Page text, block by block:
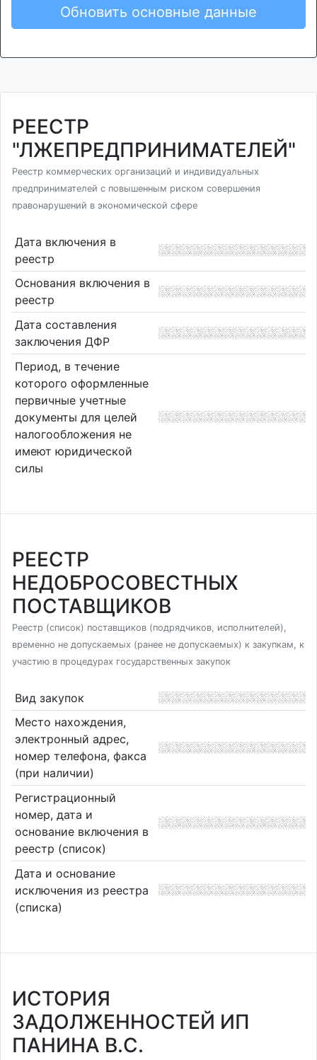
Обновить основные данные
РЕЕСТР
"ЛЖЕПРЕДПРИНИМАТЕЛЕЙ"
Реестр коммерческих организаций и индивидуальных
предпринимателей с повышенным риском совершения
правонарушений в экономической сфере
Дата включения в
реестр
Основания включения в
реестр
Дата составления
заключения ДФР
Период, в течение
которого оформленные
первичные учетные
документы для целей
налогообложения не
имеют юридической
силы
РЕЕСТР
НЕДОБРОСОВЕСТНЫХ
ПОСТАВЩИКОВ
Реестр (список) поставщиков (подрядчиков, исполнителей),
временно не допускаемых (ранее не допускаемых) к закупкам, к
участию в процедурах государственных закупок
Вид закупок
Место нахождения,
электронный адрес,
номер телефона, факса
(при наличии)
Регистрационный
номер, дата и
основание включения в
реестр (список)
Дата и основание
исключения из реестра
(списка)
ИСТОРИЯ
ЗАДОЛЖЕННОСТЕЙ ИП
ПАНИНА В.С.